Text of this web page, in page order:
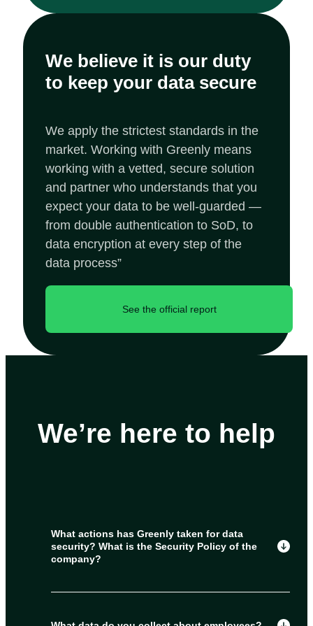
We believe it is our duty
to keep your data secure
We apply the strictest standards in the
market. Working with Greenly means
working with a vetted, secure solution
and partner who understands that you
expect your data to be well-guarded —
from double authentication to SoD, to
data encryption at every step of the
data process”
See the official report
We’re here to help
What actions has Greenly taken for data
security? What is the Security Policy of the
company?